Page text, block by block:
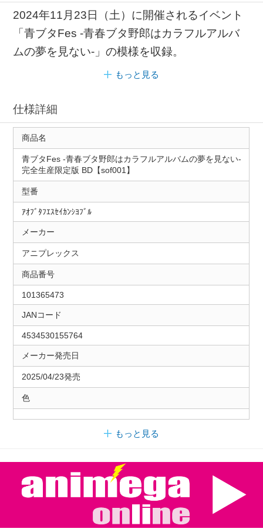
2024年11月23日（土）に開催されるイベント
「青ブタFes -青春ブタ野郎はカラフルアルバ
ムの夢を見ない-」の模様を収録。
もっと見る
仕様詳細
商品名
青ブタFes -青春ブタ野郎はカラフルアルバムの夢を見ない-
完全生産限定版 BD【sof001】
型番
ｱｵﾌﾞﾀﾌｴｽｾｲｶﾝｼﾖﾌﾞﾙ
メーカー
アニプレックス
商品番号
101365473
JANコード
4534530155764
メーカー発売日
2025/04/23発売
色
もっと見る